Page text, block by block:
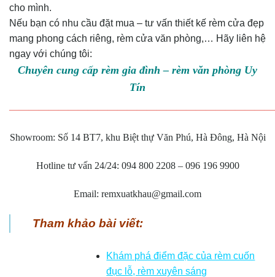
cho mình.
Nếu bạn có nhu cầu đặt mua – tư vấn thiết kế rèm cửa đẹp
mang phong cách riêng, rèm cửa văn phòng,… Hãy liên hệ
ngay với chúng tôi:
Chuyên cung cấp rèm gia đình – rèm văn phòng Uy
Tín
Showroom: Số 14 BT7, khu Biệt thự Văn Phú, Hà Đông, Hà Nội
Hotline tư vấn 24/24: 094 800 2208 – 096 196 9900
Email: remxuatkhau@gmail.com
Tham khảo bài viết:
Khám phá điểm đặc của rèm cuốn
đục lỗ, rèm xuyên sáng